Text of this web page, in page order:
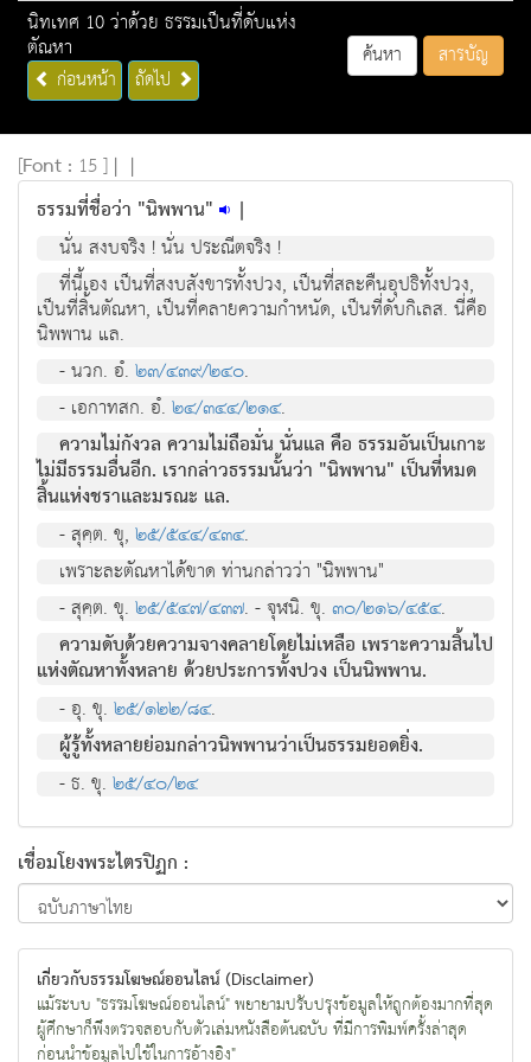
นิทเทศ 10 ว่าด้วย ธรรมเป็นที่ดับแห่ง
ตัณหา
ก่อนหน้า ถัดไป
ค้นหา สารบัญ
[Font : 15 ] | |
ธรรมที่ชื่อว่า "นิพพาน" |
นั่น สงบจริง ! นั่น ประณีตจริง !
ที่นี้เอง เป็นที่สงบสังขารทั้งปวง, เป็นที่สละคืนอุปธิทั้งปวง,
เป็นที่สิ้นตัณหา, เป็นที่คลายความกำหนัด, เป็นที่ดับกิเลส. นี่คือ
นิพพาน แล.
- นวก. อํ.๒๓/๔๓๙/๒๔๐.
- เอกาทสก. อํ.๒๔/๓๔๔/๒๑๔.
ความไม่กังวล ความไม่ถือมั่น นั่นแล คือ ธรรมอันเป็นเกาะ
ไม่มีธรรมอื่นอีก. เรากล่าวธรรมนั้นว่า "นิพพาน" เป็นที่หมด
สิ้นแห่งชราและมรณะ แล.
- สุคฺต. ขุ,๒๕/๕๔๔/๔๓๔.
เพราะละตัณหาได้ขาด ท่านกล่าวว่า "นิพพาน"
- สุคฺต. ขุ.๒๕/๕๔๗/๔๓๗. - จุฬนิ. ขุ.๓๐/๒๑๖/๔๕๔.
ความดับด้วยความจางคลายโดยไม่เหลือ เพราะความสิ้นไป
แห่งตัณหาทั้งหลาย ด้วยประการทั้งปวง เป็นนิพพาน.
- อุ. ขุ.๒๕/๑๒๒/๘๔.
ผู้รู้ทั้งหลายย่อมกล่าวนิพพานว่าเป็นธรรมยอดยิ่ง.
- ธ. ขุ.๒๕/๔๐/๒๔
เชื่อมโยงพระไตรปิฏก :
เกี่ยวกับธรรมโฆษณ์ออนไลน์ (Disclaimer)
แม้ระบบ "ธรรมโฆษณ์ออนไลน์" พยายามปรับปรุงข้อมูลให้ถูกต้องมากที่สุด
ผู้ศึกษาก็พึงตรวจสอบกับตัวเล่มหนังสือต้นฉบับ ที่มีการพิมพ์ครั้งล่าสุด
ก่อนนำข้อมูลไปใช้ในการอ้างอิง"